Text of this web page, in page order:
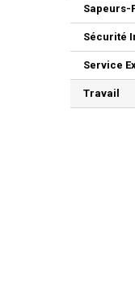
Sapeurs-
Sécurité
Service
Travail